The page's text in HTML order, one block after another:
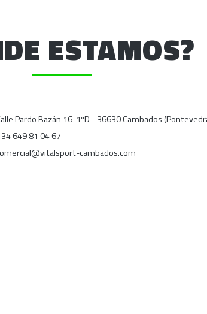
ESTAMOS?
Pardo Bazán 16-1ºD - 36630 Cambados
649 81 04 67
cambados.com